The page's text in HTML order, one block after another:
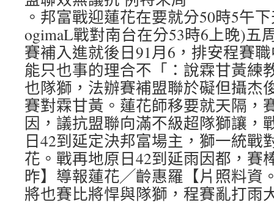
。邦富戰迎蓮花在要就分50時5午
ogimaL戰對南台在分53時6上晚)五
賽補入進就後日91月6，排安程賽
能只也事的理合不「：說霖甘黃練
也隊獅，法辦賽補盟聯於礙但攝杰
賽對霖甘黃。蓮花師移要就天隔，
因，議抗盟聯向滿不級超隊獅讓，
日42到延定決邦富場主，獅一統戰
花。戰再地原日42到延雨因都，賽
昨】導報蓮花╱齡惠羅【片照料資
將也賽比將悍與隊獅，程賽亂打雨